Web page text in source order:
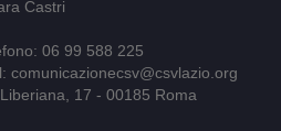
Castri
06 99 588 225
comunicazionecsv@csvlazio.org
17 - 00185 Roma